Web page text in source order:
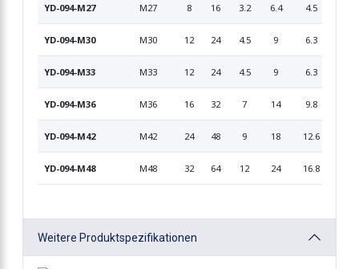
YD-094-M27 M27 8 16 3.2 6.4 4.5
YD-094-M30 M30 12 24 4.5 9 6.3
YD-094-M33 M33 12 24 4.5 9 6.3
YD-094-M36 M36 16 32 7 14 9.8
YD-094-M42 M42 24 48 9 18 12.6
YD-094-M48 M48 32 64 12 24 16.8
Weitere Produktspezifikationen